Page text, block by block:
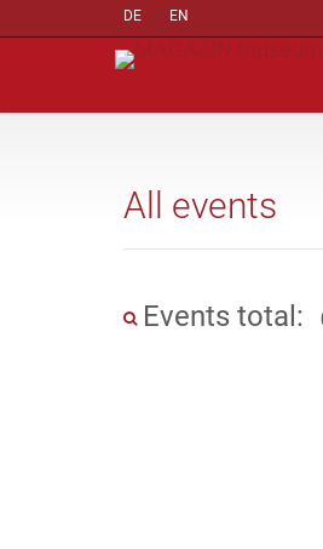
DE EN
All events
Events total: